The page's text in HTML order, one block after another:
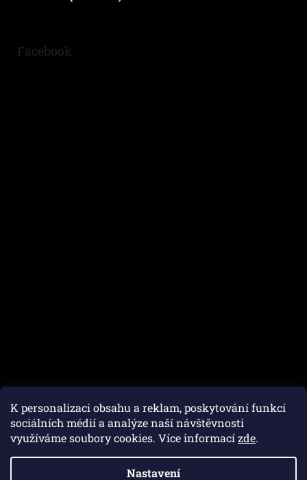
K personalizaci obsahu a reklam, poskytování funkcí
sociálních médií a analýze naší návštěvnosti
využíváme soubory cookies. Více informacízde.
Nastavení
Facebook
Vytvořil Shoptet